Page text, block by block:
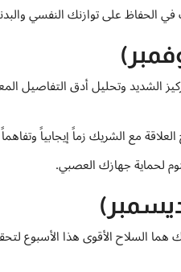
الحفاظ على توازنك النفسي
الشديد وتحليل أدق التفاصيل
مع الشريك زماً إيجابياً
لحماية جهازك العصبي.
هما السلاح الأقوى هذا الأسبوع